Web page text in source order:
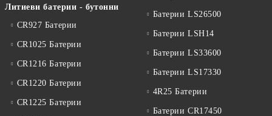
Литиеви батерии - бутонни
CR927 Батерии
CR1025 Батерии
CR1216 Батерии
CR1220 Батерии
CR1225 Батерии
Батерии LS26500
Батерии LSH14
Батерии LS33600
Батерии LS17330
4R25 Батерии
Батерии CR17450